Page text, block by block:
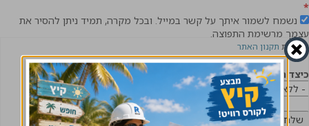
*
נשמח לשמור איתך על קשר במייל. ובכל מקרה, תמיד ניתן להסיר את
עצמך מרשימת התפוצה.
לקריאת תקנון האתר
כיצד הגעת אלינו?